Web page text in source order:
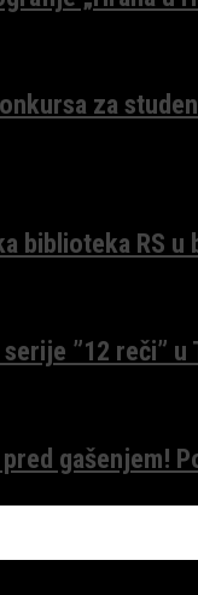
za
biblioteka RS
”12 reči” u
gašenjem!